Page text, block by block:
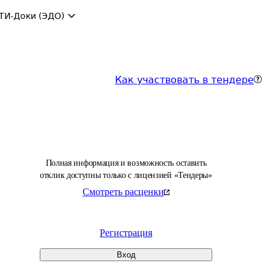
Доки (ЭДО)
Как участвовать в тендере
Полная информация и возможность оставить
отклик доступны только с лицензией «Тендеры»
Смотреть расценки
Регистрация
Вход